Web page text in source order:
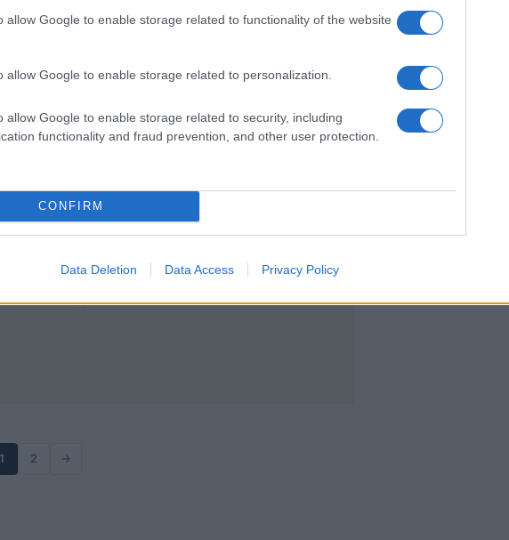
allow Google to enable storage related to functionality of the website
allow Google to enable storage related to personalization.
allow Google to enable storage related to security, including
functionality and fraud prevention, and other user protection.
CONFIRM
Data Deletion Data Access Privacy Policy
constante pour l’assurance invalidité
constante pour protéger son revenu en cas d'incapacité de
travail
1 2 →